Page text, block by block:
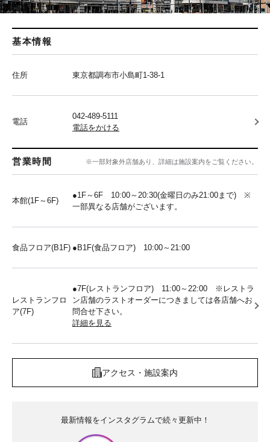
基本情報
住所 東京都調布市小島町1-38-1
電話
042-489-5111
電話をかける
営業時間 ※一部対象外店舗あり、詳細は施設案内をご覧ください。
本館(1F～6F)
●1F～6F 10:00～20:30(金曜日のみ21:00まで) ※
一部異なる店舗がございます。
食品フロア(B1F) ●B1F(食品フロア) 10:00～21:00
レストランフロ
ア(7F)
●7F(レストランフロア) 11:00～22:00 ※レストラ
ン店舗のラストオーダーにつきましては各店舗へお
問合せ下さい。
詳細を見る
アクセス・施設案内
最新情報をインスタグラムで続々更新中！